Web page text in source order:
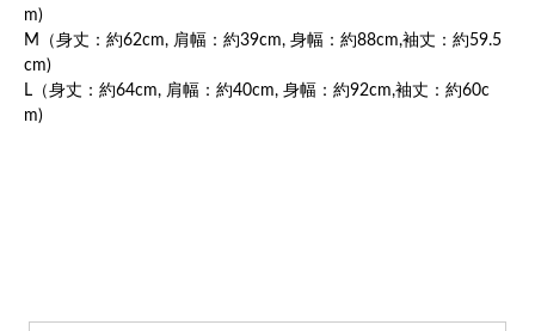
m)
M（身丈：約62cm, 肩幅：約39cm, 身幅：約88cm,袖丈：約59.5
cm)
L（身丈：約64cm, 肩幅：約40cm, 身幅：約92cm,袖丈：約60c
m)